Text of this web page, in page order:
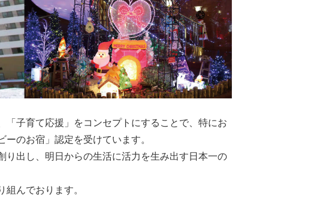
「子育て応援」をコンセプトにすることで、特にお
のお宿」認定を受けています。
出し、明日からの生活に活力を生み出す日本一の
んでおります。